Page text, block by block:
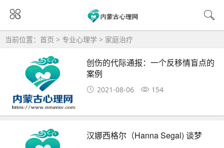
当前位置： 首页 > 专业心理学 > 家庭治疗
创伤的代际通报：一个反移情盲点的
案例
2021-08-06 154
汉娜西格尔（Hanna Segal) 谈梦